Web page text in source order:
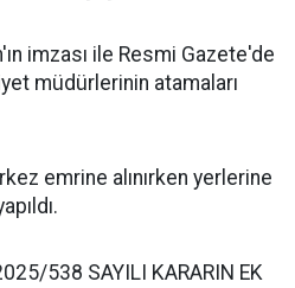
imzası ile Resmi Gazete'de
müdürlerinin atamaları
emrine alınırken yerlerine
538 SAYILI KARARIN EK